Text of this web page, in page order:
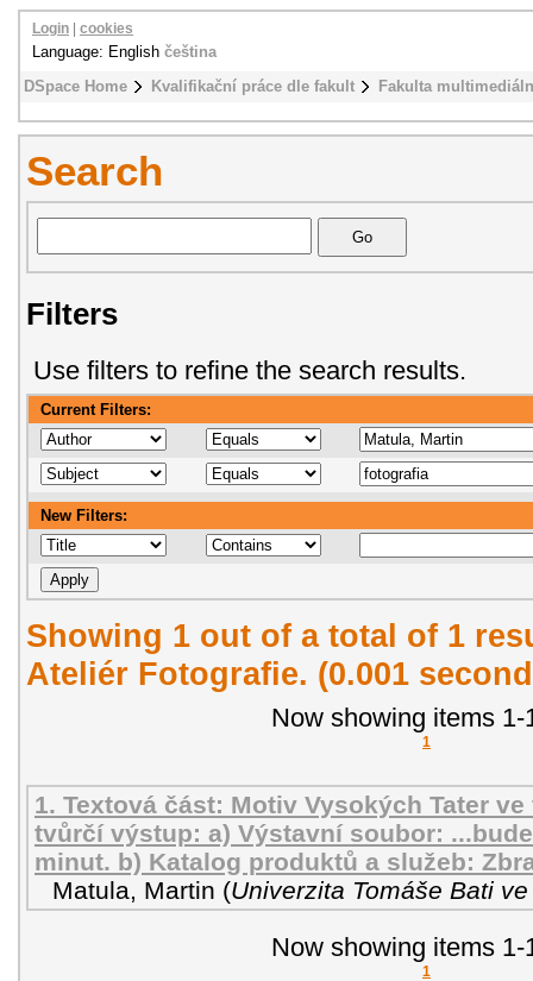
DSpace Home Kvalifikační práce dle fakult Fakulta
Login cookies
Language: English čeština
Search
Filters
Use filters to refine the search results.
Current Filters:
New Filters:
Showing 1 out of a total of 1
Ateliér Fotografie. (0.001
Now showing items 1-
1
1. Textová část: Motiv Vysokých Tater
tvůrčí výstup: a) Výstavní soubor:
minut. b) Katalog produktů a služeb:
Matula, Martin (Univerzita Tomáše Bati
Now showing items 1-
1